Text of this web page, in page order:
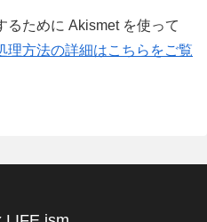
るために Akismet を使って
理方法の詳細はこちらをご覧